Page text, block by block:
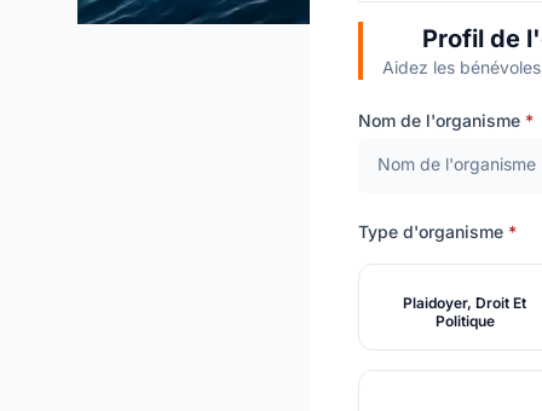
Profil de
Aidez les
Nom de l'organisme *
Type d'organisme *
Plaidoyer, Droit Et
Politique